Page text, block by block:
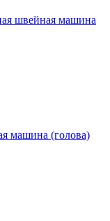
швейная машина
машина (голова)